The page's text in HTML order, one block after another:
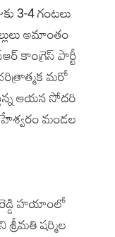
3-4 గంటలు
అమాంతం
కాంగ్రెస్‌ పార్టీ
మరో
ఆయన సోదరి
మండల
హయాంలో
శ్రీమతి షర్మిల